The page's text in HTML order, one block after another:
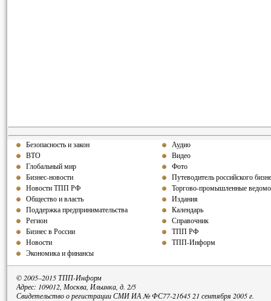
Безопасность и закон
ВТО
Глобальный мир
Бизнес-новости
Новости ТПП РФ
Общество и власть
Поддержка предпринимательства
Регион
Бизнес в России
Новости
Экономика и финансы
Аудио
Видео
Фото
Путеводитель российского
Торгово-промышленные
Издания
Календарь
Справочник
ТПП РФ
ТПП-Информ
© 2005–2015 ТПП-Информ
Адрес: 109012, Москва, Ильинка, д. 2/5
Свидетельство о регистрации СМИ ИА № ФС77-21645 21 сентября 2005 г.